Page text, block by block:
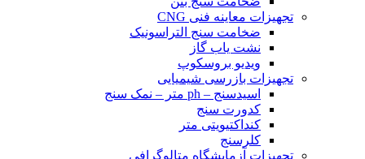
تجهیزات معاینه فنی CNG
ضخامت سنج التراسونیک
نشت یاب گاز
ویدیو بروسکوپ
تجهیزات بازرسی شیمیایی
اسیدسنج – ph متر – نمک سنج
کدورت سنج
کنداکتیویتی متر
کلرسنج
تجهیزات آزمایشگاه متالوگرافی